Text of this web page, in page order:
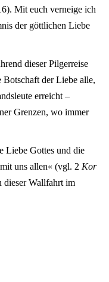
Mit euch verneige ich
der göttlichen Liebe
dieser Pilgerreise
der Liebe alle,
erreicht –
Grenzen, wo immer
Liebe Gottes und die
uns allen« (vgl. 2 Kor
dieser Wallfahrt im